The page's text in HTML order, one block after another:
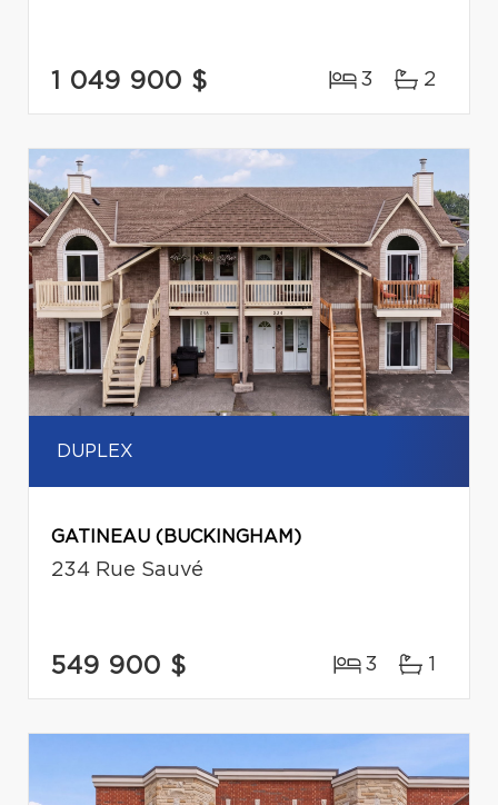
1 049 900 $ 3 2
DUPLEX
GATINEAU (BUCKINGHAM)
234 Rue Sauvé
549 900 $ 3 1